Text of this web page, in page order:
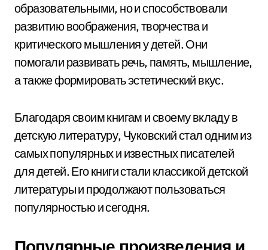
образовательными, но и способствовали
развитию воображения, творчества и
критического мышления у детей. Они
помогали развивать речь, память, мышление,
а также формировать эстетический вкус.
Благодаря своим книгам и своему вкладу в
детскую литературу, Чуковский стал одним из
самых популярных и известных писателей
для детей. Его книги стали классикой детской
литературы и продолжают пользоваться
популярностью и сегодня.